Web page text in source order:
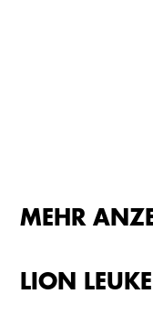
MEHR
LION